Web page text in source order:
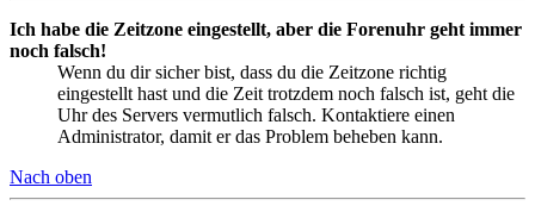
Ich habe die Zeitzone eingestellt, aber die Forenuhr geht immer
noch falsch!
Wenn du dir sicher bist, dass du die Zeitzone richtig
eingestellt hast und die Zeit trotzdem noch falsch ist, geht die
Uhr des Servers vermutlich falsch. Kontaktiere einen
Administrator, damit er das Problem beheben kann.
Nach oben